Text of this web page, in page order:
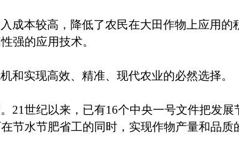
成本较高，降低了农民在大田作物上应用
强的应用技术。
和实现高效、精准、现代农业的必然选择。
21世纪以来，已有16个中央一号文件把发
节水节肥省工的同时，实现作物产量和品质